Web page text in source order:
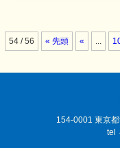
54 / 56 « 先頭 «
154-0001 東京
tel